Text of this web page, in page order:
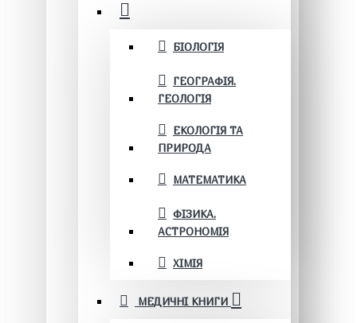
БІОЛОГІЯ
ГЕОГРАФІЯ.
ГЕОЛОГІЯ
ЕКОЛОГІЯ ТА
ПРИРОДА
МАТЕМАТИКА
ФІЗИКА.
АСТРОНОМІЯ
ХІМІЯ
МЕДИЧНІ КНИГИ